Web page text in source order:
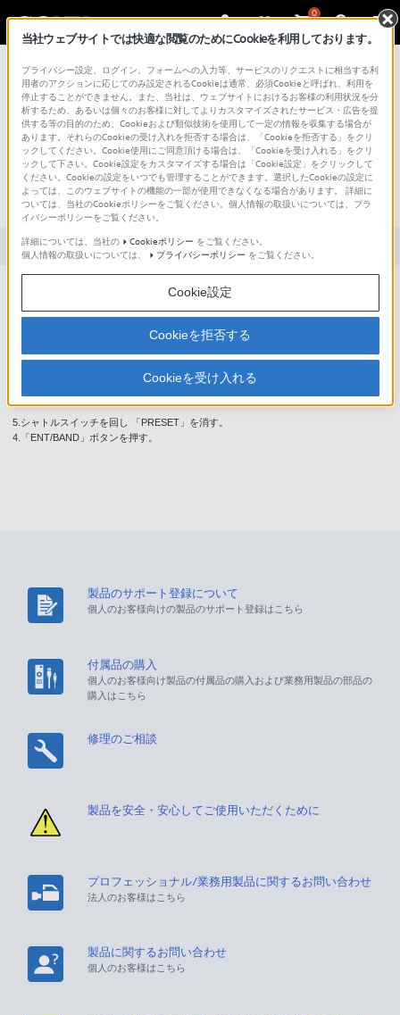
0
総合サポート・お問い合わせ
文書番号 : S1110278002899 / 最終更新日 : 2025/03/11
「プリセット選曲」から「マニュアル
選曲」への切替え方法は？
対象製品カテゴリー・製品
1.「HOLD」を解除し、ラジオの電源を入れる。
4.「ENT/BAND」ボタンを押す。
5.シャトルスイッチを回し 「PRESET」を消す。
4.「ENT/BAND」ボタンを押す。
製品のサポート登録について
個人のお客様向けの製品のサポート登録はこちら
付属品の購入
個人のお客様向け製品の付属品の購入および業務用製品の部品の
購入はこちら
修理のご相談
製品を安全・安心してご使用いただくために
プロフェッショナル/業務用製品に関するお問い合わせ
法人のお客様はこちら
製品に関するお問い合わせ
個人のお客様はこちら
当社ウェブサイトでは快適な閲覧のためにCookieを利用しております。
プライバシー設定、ログイン、フォームへの入力等、サービスのリクエストに相当する利
用者のアクションに応じてのみ設定されるCookieは通常、必須Cookieと呼ばれ、利用を
停止することができません。また、当社は、ウェブサイトにおけるお客様の利用状況を分
析するため、あるいは個々のお客様に対してよりカスタマイズされたサービス・広告を提
供する等の目的のため、Cookieおよび類似技術を使用して一定の情報を収集する場合が
あります。それらのCookieの受け入れを拒否する場合は、「Cookieを拒否する」をクリ
ックしてください。Cookie使用にご同意頂ける場合は、「Cookieを受け入れる」をクリ
ックして下さい。Cookie設定をカスタマイズする場合は「Cookie設定」をクリックして
ください。Cookieの設定をいつでも管理することができます。選択したCookieの設定に
よっては、このウェブサイトの機能の一部が使用できなくなる場合があります。 詳細に
ついては、当社のCookieポリシーをご覧ください。個人情報の取扱いについては、プラ
イバシーポリシーをご覧ください。
詳細については、当社の
Cookieポリシー をご覧ください。
個人情報の取扱いについては、
プライバシーポリシー をご覧ください。
Cookie設定
Cookieを拒否する
Cookieを受け入れる